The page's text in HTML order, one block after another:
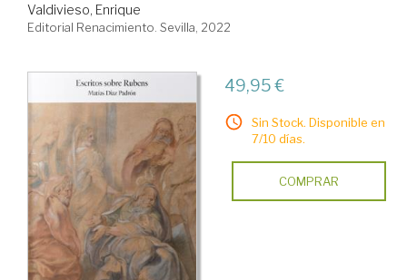
Valdivieso, Enrique
Editorial Renacimiento. Sevilla, 2022
49,95 €
Sin Stock. Disponible en
7/10 días.
COMPRAR